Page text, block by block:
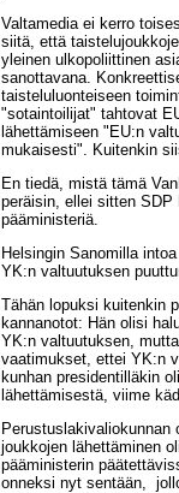
Valtamedia ei kerro
siitä, että
yleinen ulkopoliittinen
sanottavana.
taisteluluonteiseen
"sotaintoilijat" tahtovat
lähettämiseen "EU:n
mukaisesti". Kuitenkin
En tiedä, mistä tämä
peräisin, ellei sitten SDP
pääministeriä.
Helsingin Sanomilla
YK:n valtuutuksen
Tähän lopuksi kuitenkin
kannanotot: Hän olisi
YK:n valtuutuksen,
vaatimukset, ettei YK:n
kunhan presidentilläkin
lähettämisestä, viime
joukkojen lähettäminen
pääministerin
onneksi nyt sentään,